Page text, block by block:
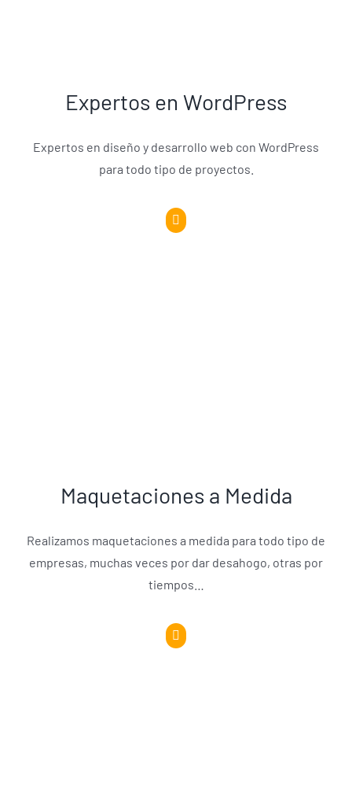
Expertos en WordPress
Expertos en diseño y desarrollo web con WordPress
para todo tipo de proyectos.
Maquetaciones a Medida
Realizamos maquetaciones a medida para todo tipo de
empresas, muchas veces por dar desahogo, otras por
tiempos…